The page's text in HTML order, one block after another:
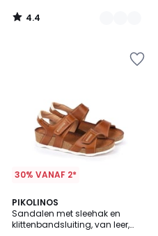
4.4
/
30% VANAF 2*
PIKOLINOS
Sandalen met sleehak en
klittenbandsluiting, van leer,
4
/
5